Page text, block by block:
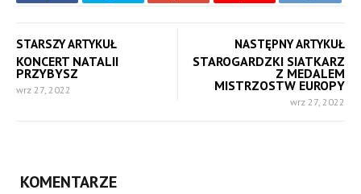
STARSZY ARTYKUŁ
KONCERT NATALII
PRZYBYSZ
wrz 27, 2022
NASTĘPNY ARTYKUŁ
STAROGARDZKI SIATKARZ
Z MEDALEM
MISTRZOSTW EUROPY
wrz 27, 2022
KOMENTARZE